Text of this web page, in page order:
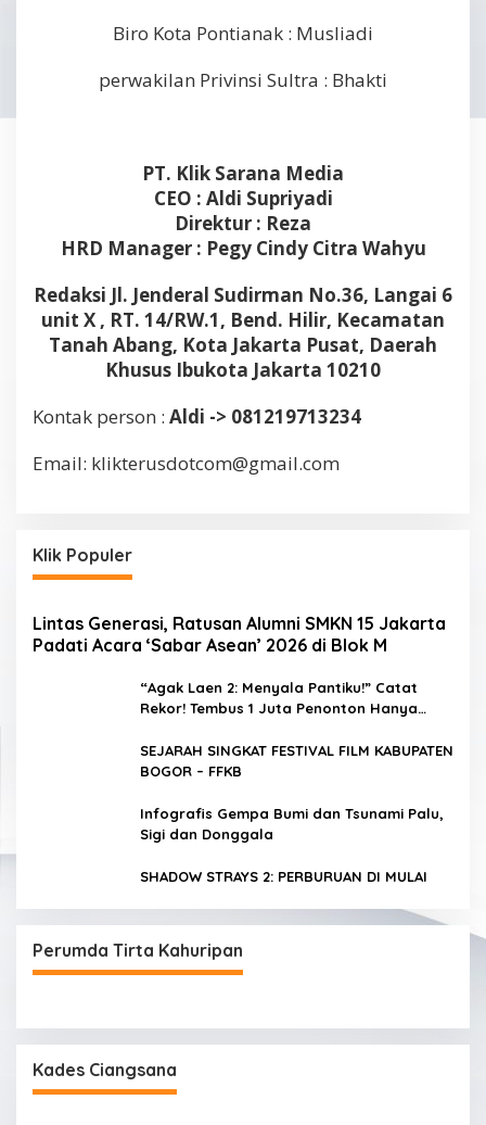
Biro Kota Pontianak : Musliadi
perwakilan Privinsi Sultra : Bhakti
PT. Klik Sarana Media
CEO : Aldi Supriyadi
Direktur : Reza
HRD Manager : Pegy Cindy Citra Wahyu
Redaksi Jl. Jenderal Sudirman No.36, Langai 6
unit X , RT. 14/RW.1, Bend. Hilir, Kecamatan
Tanah Abang, Kota Jakarta Pusat, Daerah
Khusus Ibukota Jakarta 10210
Kontak person : Aldi -> 081219713234
Email: klikterusdotcom@gmail.com
Klik Populer
Lintas Generasi, Ratusan Alumni SMKN 15 Jakarta
Padati Acara ‘Sabar Asean’ 2026 di Blok M
“Agak Laen 2: Menyala Pantiku!” Catat
Rekor! Tembus 1 Juta Penonton Hanya
SEJARAH SINGKAT FESTIVAL FILM KABUPATEN
BOGOR – FFKB
Infografis Gempa Bumi dan Tsunami Palu,
Sigi dan Donggala
SHADOW STRAYS 2: PERBURUAN DI MULAI
Perumda Tirta Kahuripan
Kades Ciangsana